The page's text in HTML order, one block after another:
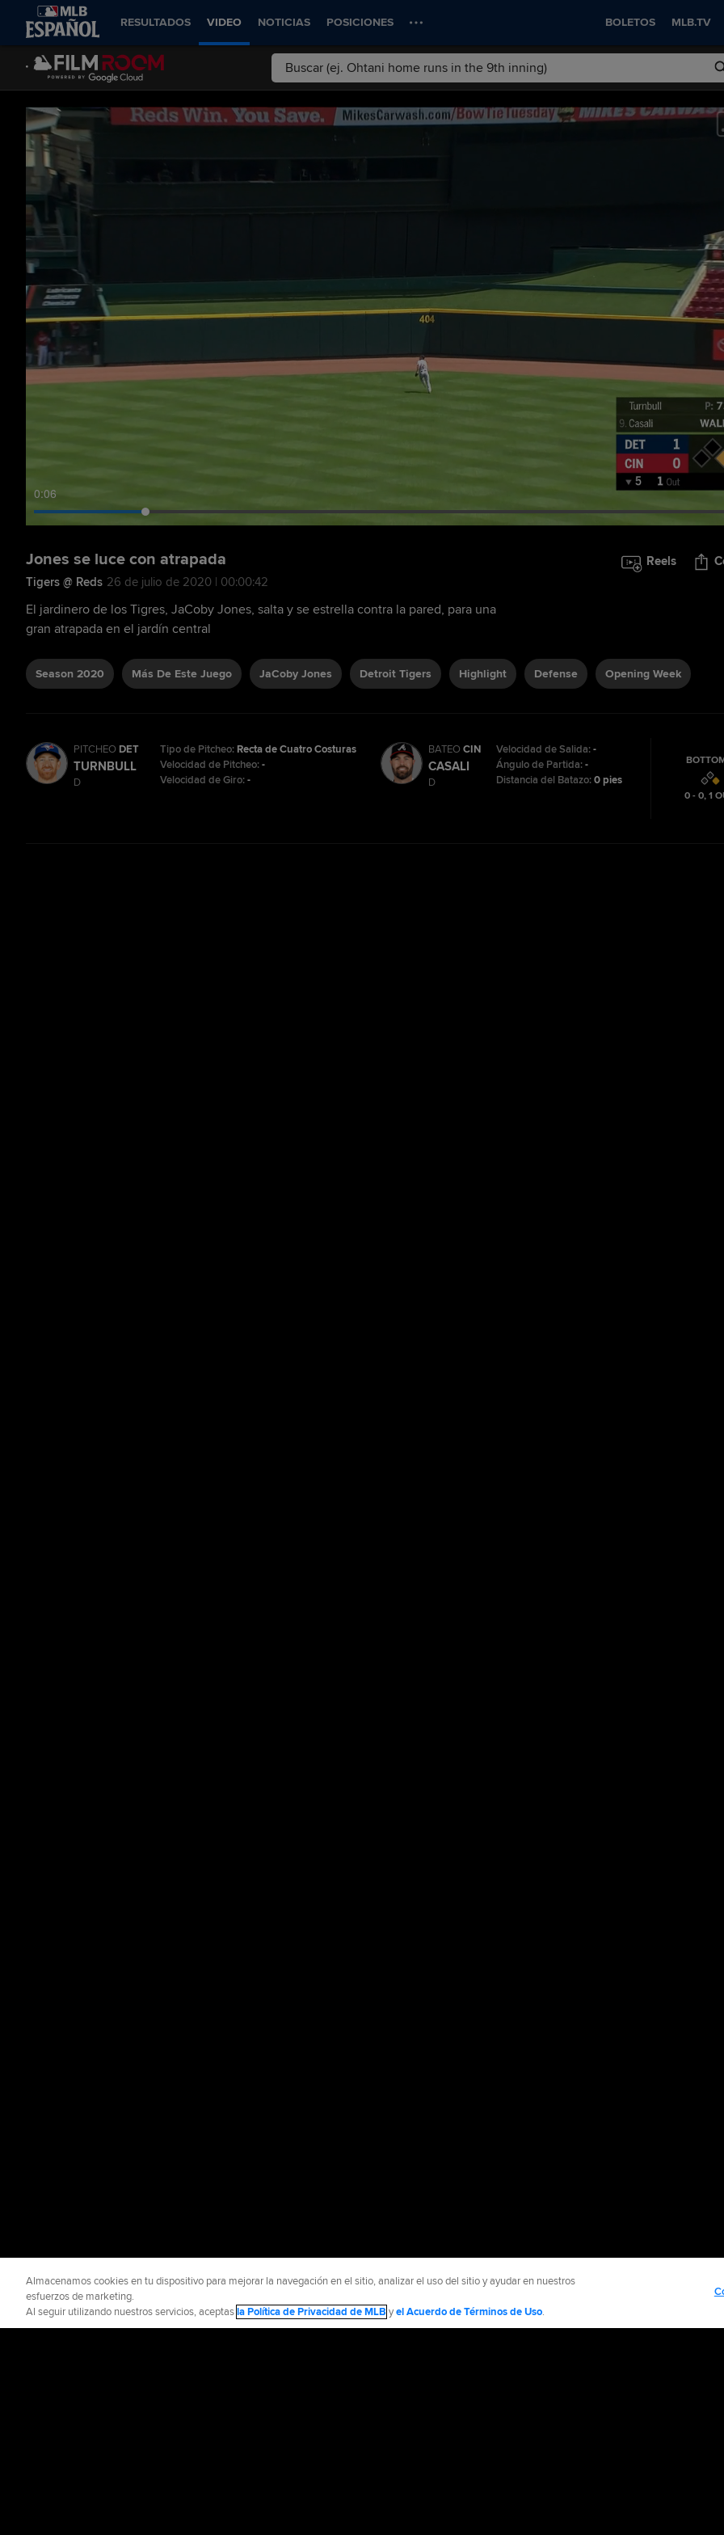
RESULTADOS VIDEO NOTICIAS POSICIONES BOLETOS MLB.TV
0:07
Jones se luce con atrapada
Tigers @ Reds 26 de julio de 2020 | 00:00:42
Reels
El jardinero de los Tigres, JaCoby Jones, salta y se estrella contra la pared, para una
gran atrapada en el jardín central
Season 2020 Más De Este Juego JaCoby Jones Detroit Tigers Highlight Defense Opening Week
PITCHEO DET
TURNBULL
D
Tipo de Pitcheo: Recta de Cuatro Costuras
Velocidad de Pitcheo:-
Velocidad de Giro:-
BATEO CIN
CASALI
D
Velocidad de Salida:-
Ángulo de Partida:-
Distancia del Batazo:0 pies
0 - 0,1
Almacenamos cookies en tu dispositivo para mejorar la navegación en el sitio, analizar el uso del sitio y ayudar en nuestros
esfuerzos de marketing.
Al seguir utilizando nuestros servicios, aceptasla Política de Privacidad de MLB yel Acuerdo de Términos de Uso.